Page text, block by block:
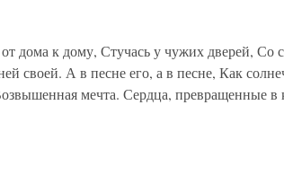
от дома к дому, Стучась у чужих дверей, Со
своей. А в песне его, а в песне, Как
мечта. Сердца, превращенные в